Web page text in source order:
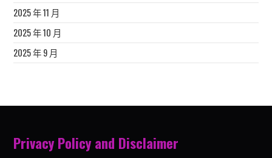
2025 年 11 月
2025 年 10 月
2025 年 9 月
Privacy Policy and Disclaimer